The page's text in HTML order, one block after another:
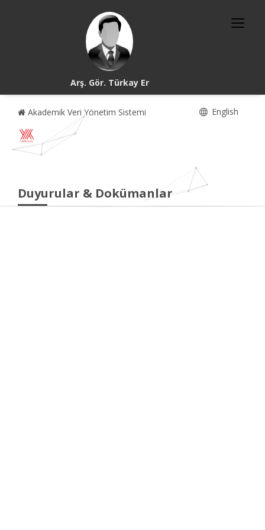
Arş. Gör. Türkay Er
Akademik Veri Yönetim Sistemi English
Duyurular & Dokümanlar